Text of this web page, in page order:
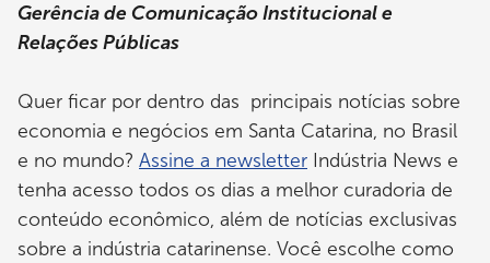
Gerência de Comunicação Institucional e
Relações Públicas
Quer ficar por dentro das principais notícias sobre
economia e negócios em Santa Catarina, no Brasil
e no mundo? Assine a newsletter Indústria News e
tenha acesso todos os dias a melhor curadoria de
conteúdo econômico, além de notícias exclusivas
sobre a indústria catarinense. Você escolhe como